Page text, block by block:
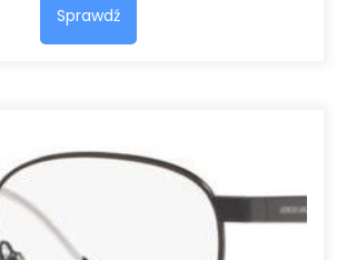
Sprawdź